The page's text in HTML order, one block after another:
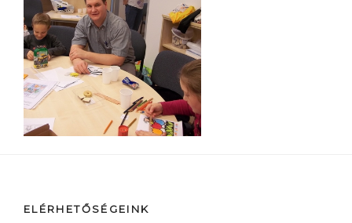
ELÉRHETŐSÉGEINK